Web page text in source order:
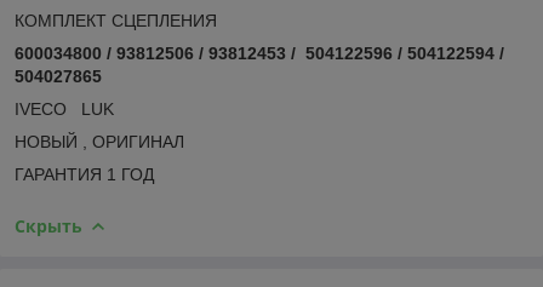
КОМПЛЕКТ СЦЕПЛЕНИЯ
600034800 / 93812506 / 93812453 / 504122596 / 504122594 /
504027865
IVECO LUK
НОВЫЙ , ОРИГИНАЛ
ГАРАНТИЯ 1 ГОД
Скрыть